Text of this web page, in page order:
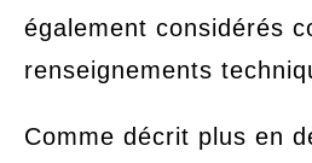
également considérés
renseignements
Comme décrit plus en